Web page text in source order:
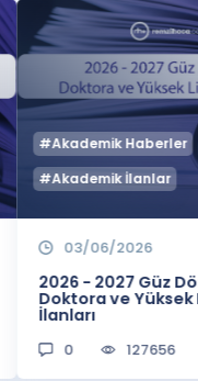
#Akademik Haberler
#Akademik İlanlar
03/06/2026
2026 - 2027 Güz
Doktora ve Yüksek
İlanları
0 127656